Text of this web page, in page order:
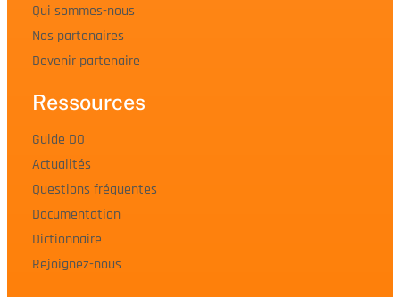
Qui sommes-nous
Nos partenaires
Devenir partenaire
Ressources
Guide DO
Actualités
Questions fréquentes
Documentation
Dictionnaire
Rejoignez-nous